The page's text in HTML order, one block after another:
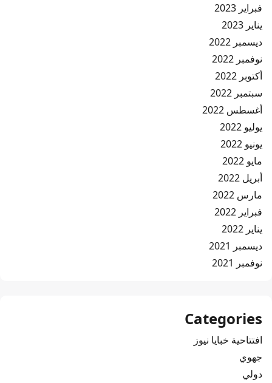
فبراير 2023
يناير 2023
ديسمبر 2022
نوفمبر 2022
أكتوبر 2022
سبتمبر 2022
أغسطس 2022
يوليو 2022
يونيو 2022
مايو 2022
أبريل 2022
مارس 2022
فبراير 2022
يناير 2022
ديسمبر 2021
نوفمبر 2021
Categories
افتتاحية خبايا نيوز
جهوي
دولي